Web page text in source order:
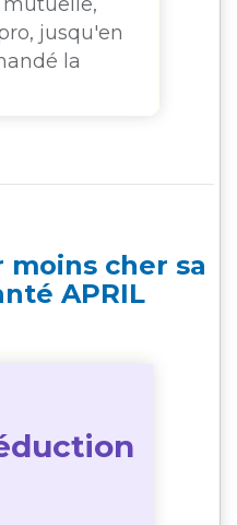
jusqu'en
la
cher sa
APRIL